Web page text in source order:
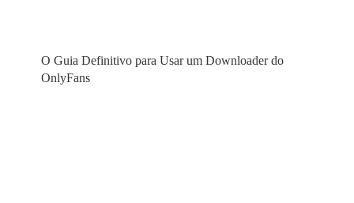
O Guia Definitivo para Usar um Downloader do
OnlyFans